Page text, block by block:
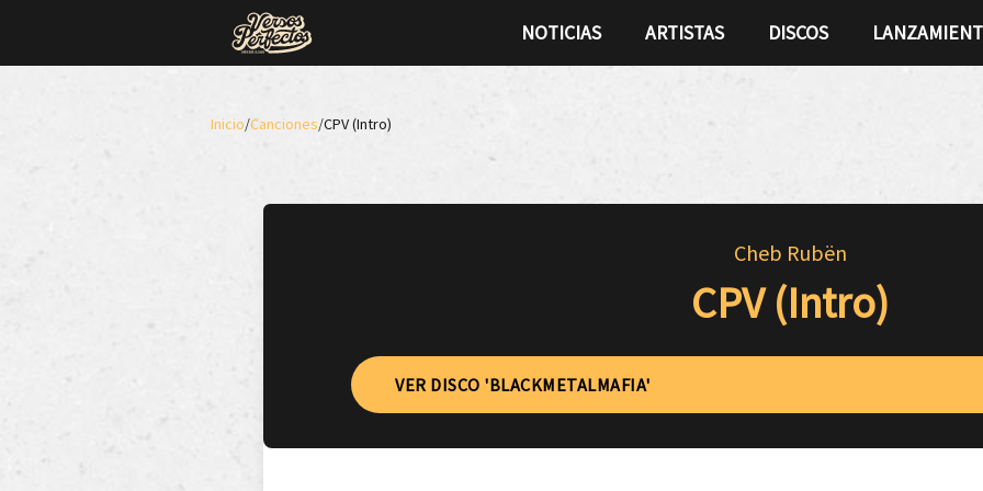
NOTICIAS ARTISTAS DISCOS
Inicio/Canciones/CPV (Intro)
Cheb Rubën
CPV (Intro)
VER DISCO 'BLACKMETALMAFIA'